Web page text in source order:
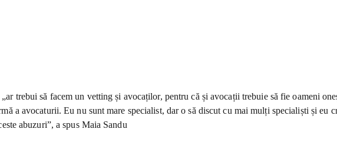
trebui să facem un vetting și avocaților, pentru că și avocații trebuie să fie oameni
a avocaturii. Eu nu sunt mare specialist, dar o să discut cu mai mulți specialiști și eu
abuzuri”, a spus Maia Sandu